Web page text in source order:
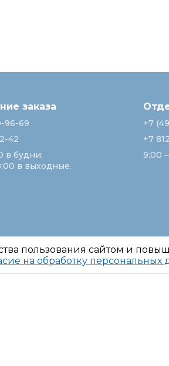
пользования сайтом и
на обработку персональных
заказа
96-69
42
в будни;
в выходные.
+7
+7
9:00